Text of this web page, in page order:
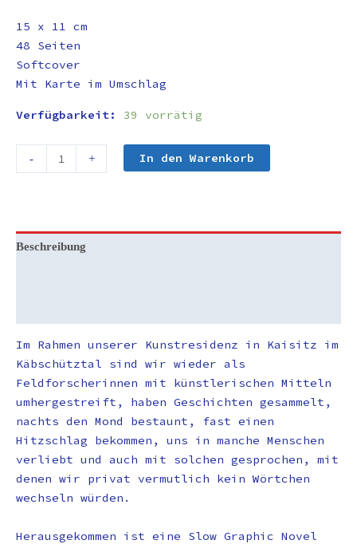
15 x 11 cm
48 Seiten
Softcover
Mit Karte im Umschlag
Verfügbarkeit: 39 vorrätig
- + In den Warenkorb
Beschreibung
Im Rahmen unserer Kunstresidenz in Kaisitz im
Käbschütztal sind wir wieder als
Feldforscherinnen mit künstlerischen Mitteln
umhergestreift, haben Geschichten gesammelt,
nachts den Mond bestaunt, fast einen
Hitzschlag bekommen, uns in manche Menschen
verliebt und auch mit solchen gesprochen, mit
denen wir privat vermutlich kein Wörtchen
wechseln würden.
Herausgekommen ist eine Slow Graphic Novel